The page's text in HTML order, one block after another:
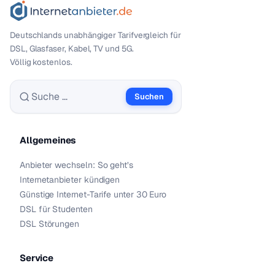
Deutschlands unabhängiger Tarif­vergleich für
DSL, Glasfaser, Kabel, TV und 5G.
Völlig kostenlos.
Suche nach:
Suchen
Allgemeines
Anbieter wechseln: So geht’s
Internetanbieter kündigen
Günstige Internet-Tarife unter 30 Euro
DSL für Studenten
DSL Störungen
Service